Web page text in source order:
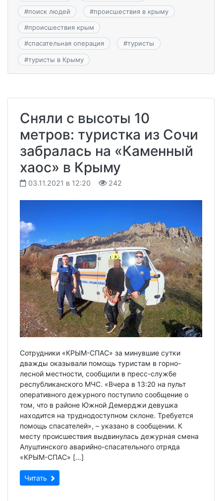
#поиск людей #происшествия в крыму
#происшествия крым
#спасательная операция #туристы
#туристы в Крыму
Сняли с высоты 10
метров: туристка из Сочи
забралась на «Каменный
хаос» в Крыму
03.11.2021 в 12:20 242
Сотрудники «КРЫМ-СПАС» за минувшие сутки
дважды оказывали помощь туристам в горно-
лесной местности, сообщили в пресс-службе
республиканского МЧС. «Вчера в 13:20 на пульт
оперативного дежурного поступило сообщение о
том, что в районе Южной Демерджи девушка
находится на труднодоступном склоне. Требуется
помощь спасателей», – указано в сообщении. К
месту происшествия выдвинулась дежурная смена
Алуштинского аварийно-спасательного отряда
«КРЫМ-СПАС» […]
Читать